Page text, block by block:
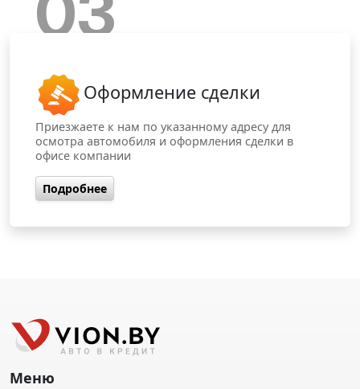
Оформление сделки
Приезжаете к нам по указанному адресу для
осмотра автомобиля и оформления сделки в
офисе компании
Подробнее
Меню